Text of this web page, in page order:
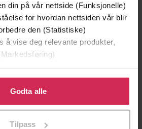
din på vår nettside (Funksjonelle)
for hvordan nettsiden vår blir
den (Statistiske)
å vise deg relevante produkter,
for å gi oss ditt samtykke til å
disse formålene. Du kan også
til spesifikke formål ved å klikke
Godta alle
Tilpass
399,-
Døde sjeler synger ikke
Jussi Adler-Olsen
(forfatter),Heidi
(oversetter),